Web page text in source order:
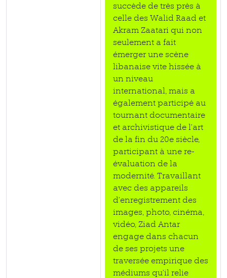
succède de très près à
celle des Walid Raad et
Akram Zaatari qui non
seulement a fait
émerger une scène
libanaise vite hissée à
un niveau
international, mais a
également participé au
tournant documentaire
et archivistique de l’art
de la fin du 20e siècle,
participant à une re-
évaluation de la
modernité. Travaillant
avec des appareils
d’enregistrement des
images, photo, cinéma,
vidéo, Ziad Antar
engage dans chacun
de ses projets une
traversée empirique des
médiums qu’il relie